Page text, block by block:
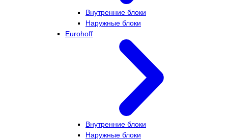
Внутренние блоки
Наружные блоки
Eurohoff
Внутренние блоки
Наружные блоки